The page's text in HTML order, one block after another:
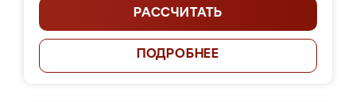
РАССЧИТАТЬ
ПОДРОБНЕЕ